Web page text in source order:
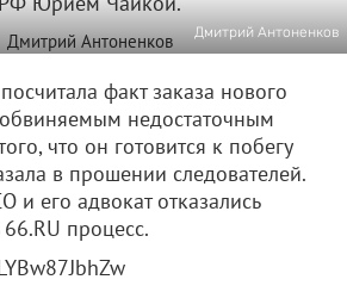
Дмитрий Антоненков
факт заказа нового
недостаточным
что он готовится к побегу
в прошении следователей.
и его адвокат отказались
процесс.